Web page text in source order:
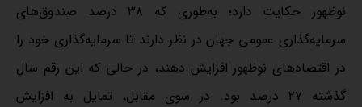
نوظهور حکایت دارد؛ به‌طوری که ۳۸ درصد صندوق‌های
سرمایه‌گذاری عمومی جهان در نظر دارند تا سرمایه‌گذاری خود را
در اقتصاد‌های نوظهور افزایش دهند، در حالی که این رقم سال
گذشته ۲۷ درصد بود. در سوی مقابل، تمایل به افزایش